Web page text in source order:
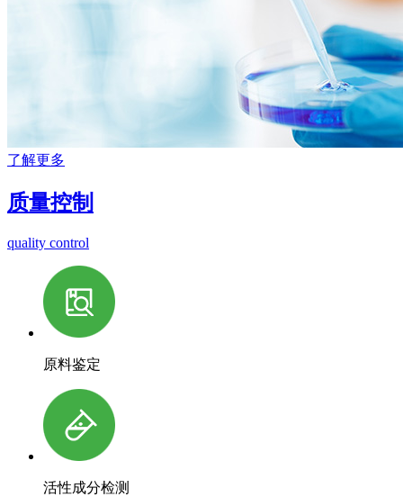
了解更多
质量控制
quality control
原料鉴定
活性成分检测